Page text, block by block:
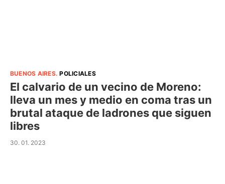
BUENOS AIRES.POLICIALES
El calvario de un vecino de Moreno:
lleva un mes y medio en coma tras un
brutal ataque de ladrones que siguen
libres
30. 01. 2023